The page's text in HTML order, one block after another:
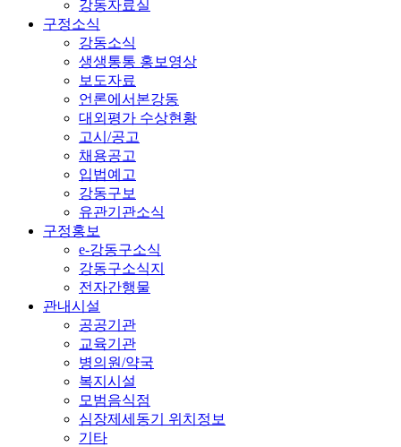
강동자료실
구정소식
강동소식
생생통통 홍보영상
보도자료
언론에서본강동
대외평가 수상현황
고시/공고
채용공고
입법예고
강동구보
유관기관소식
구정홍보
e-강동구소식
강동구소식지
전자간행물
관내시설
공공기관
교육기관
병의원/약국
복지시설
모범음식점
심장제세동기 위치정보
기타